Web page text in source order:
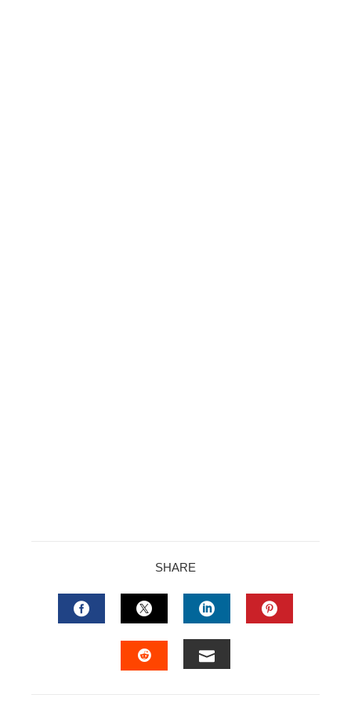
SHARE
FACEBOOKTWITTERLINKEDIN